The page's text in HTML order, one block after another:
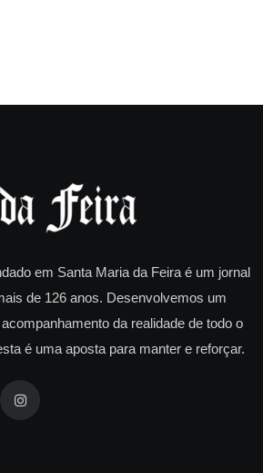
em Santa Maria da Feira é um jornal
de 126 anos. Desenvolvemos um
da realidade de todo o
é uma aposta para manter e reforçar.